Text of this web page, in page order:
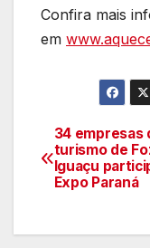
Confira mais
em
de
34 empresas
turismo de
Iguaçu
Expo Paraná